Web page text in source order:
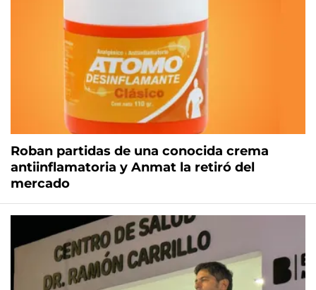
Roban partidas de una conocida crema
antiinflamatoria y Anmat la retiró del
mercado